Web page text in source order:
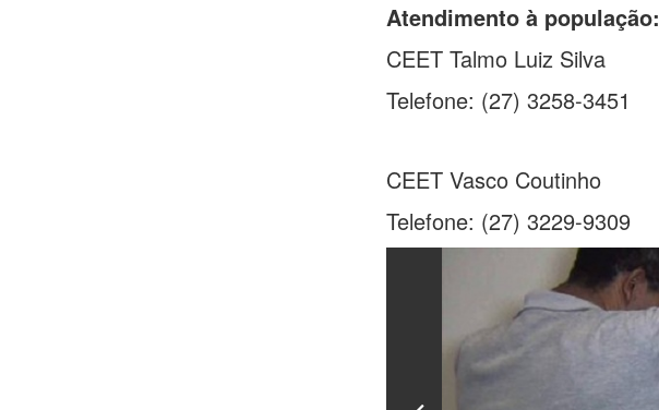
Atendimento à população:
CEET Talmo Luiz Silva
Telefone: (27) 3258-3451
CEET Vasco Coutinho
Telefone: (27) 3229-9309